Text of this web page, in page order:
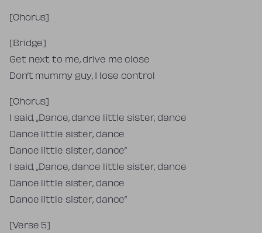
[Chorus]
[Bridge]
Get next to me, drive me close
Don’t mummy guy, I lose control
[Chorus]
I said, „Dance, dance little sister, dance
Dance little sister, dance
Dance little sister, dance”
I said, „Dance, dance little sister, dance
Dance little sister, dance
Dance little sister, dance”
[Verse 5]